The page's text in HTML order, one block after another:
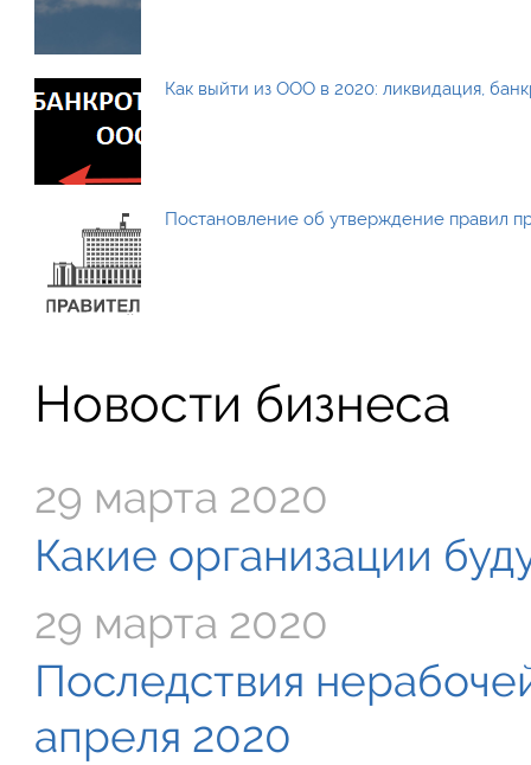
Как выйти из ООО в 2020: ликвидация,
Постановление об утверждение правил
Новости бизнеса
29 марта 2020
Какие организации
29 марта 2020
Последствия
апреля 2020